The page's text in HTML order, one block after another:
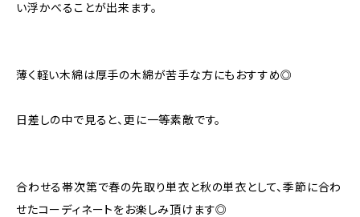
い浮かべることが出来ます。
薄く軽い木綿は厚手の木綿が苦手な方にもおすすめ◎
日差しの中で見ると、更に一等素敵です。
合わせる帯次第で春の先取り単衣と秋の単衣として、季節に合わ
せたコーディネートをお楽しみ頂けます◎